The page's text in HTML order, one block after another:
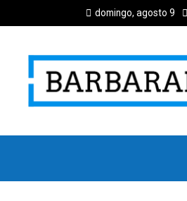
domingo, agosto 9